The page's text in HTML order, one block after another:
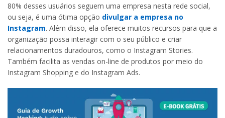
80% desses usuários seguem uma empresa nesta rede social,
ou seja, é uma ótima opção divulgar a empresa no
Instagram. Além disso, ela oferece muitos recursos para que a
organização possa interagir com o seu público e criar
relacionamentos duradouros, como o Instagram Stories.
Também facilita as vendas on-line de produtos por meio do
Instagram Shopping e do Instagram Ads.